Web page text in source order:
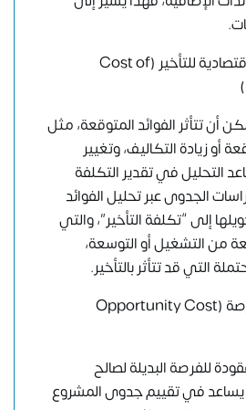
تقييم التكلفة الاقتصادية للتأخير (Cost of
أن تتأثر الفوائد المتوقعة، مثل
أو زيادة التكاليف، وتغيير
التحليل في تقدير التكلفة
الجدوى عبر تحليل الفوائد
إلى “تكلفة التأخير”، والتي
من التشغيل أو التوسعة،
التي قد تتأثر بالتأخير.
تحليل تكلفة الفرصة (Opportunity Cost
للفرصة البديلة لصالح
يساعد في تقييم جدوى المشروع